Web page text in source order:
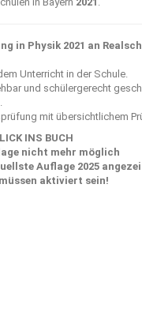
in Physik 2021 an
Unterricht in der Schule.
und schülergerecht
mit übersichtlichem
INS BUCH
nicht mehr möglich
Auflage 2025
müssen aktiviert sein!